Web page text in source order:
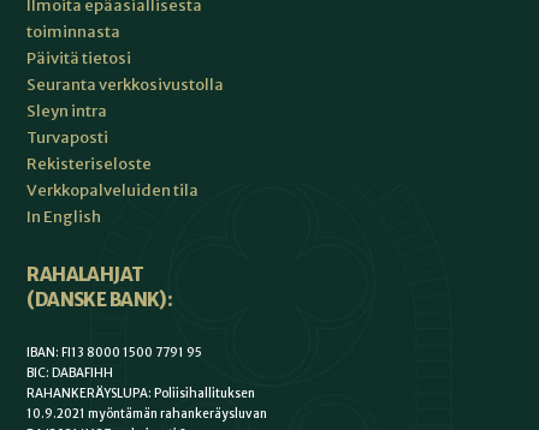
Ilmoita epäasiallisesta
toiminnasta
Päivitä tietosi
Seuranta verkkosivustolla
Sleyn intra
Turvaposti
Rekisteriseloste
Verkkopalveluiden tila
In English
RAHALAHJAT
(DANSKE BANK):
IBAN: FI13 8000 1500 7791 95
BIC: DABAFIHH
RAHANKERÄYSLUPA: Poliisihallituksen
10.9.2021 myöntämän rahankeräysluvan